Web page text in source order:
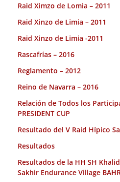
Raid Ximzo de Lomia – 2011
Raid Xinzo de Limia – 2011
Raid Xinzo de Limia -2011
Rascafrías – 2016
Reglamento – 2012
Reino de Navarra – 2016
Relación de Todos los
PRESIDENT CUP
Resultado del V Raid Hípico
Resultados
Resultados de la HH SH
Sakhir Endurance Village